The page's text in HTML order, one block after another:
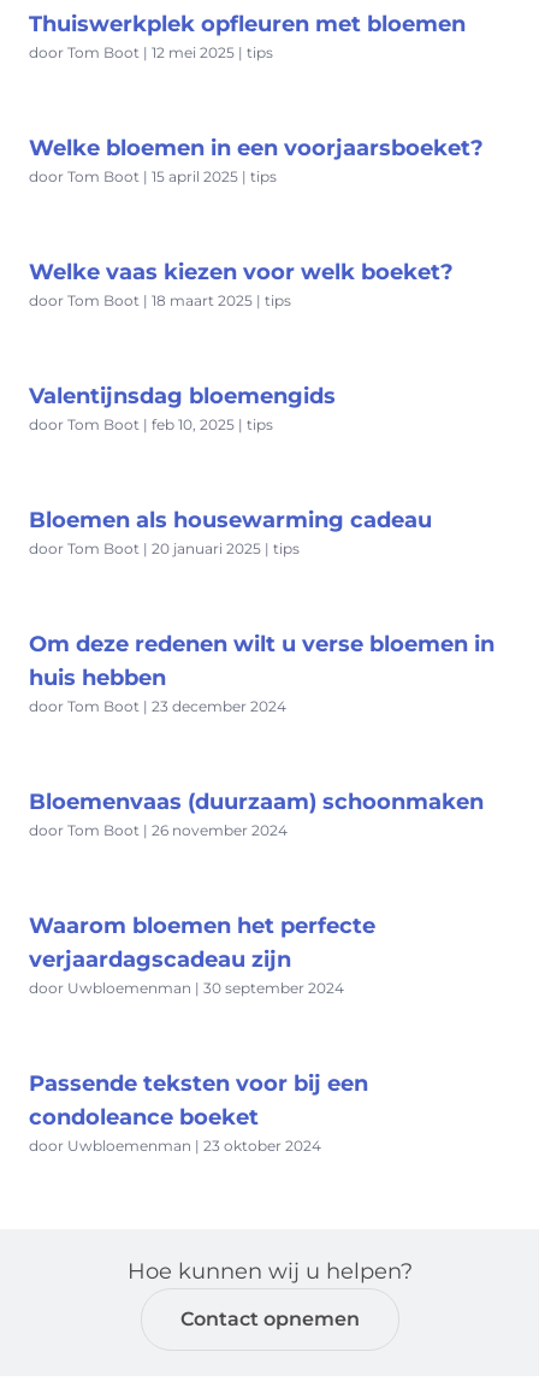
Thuiswerkplek opfleuren met bloemen
door Tom Boot | 12 mei 2025 | tips
Welke bloemen in een voorjaarsboeket?
door Tom Boot | 15 april 2025 | tips
Welke vaas kiezen voor welk boeket?
door Tom Boot | 18 maart 2025 | tips
Valentijnsdag bloemengids
door Tom Boot | feb 10, 2025 | tips
Bloemen als housewarming cadeau
door Tom Boot | 20 januari 2025 | tips
Om deze redenen wilt u verse bloemen in
huis hebben
door Tom Boot | 23 december 2024
Bloemenvaas (duurzaam) schoonmaken
door Tom Boot | 26 november 2024
Waarom bloemen het perfecte
verjaardagscadeau zijn
door Uwbloemenman | 30 september 2024
Passende teksten voor bij een
condoleance boeket
door Uwbloemenman | 23 oktober 2024
Hoe kunnen wij u helpen?
Contact opnemen